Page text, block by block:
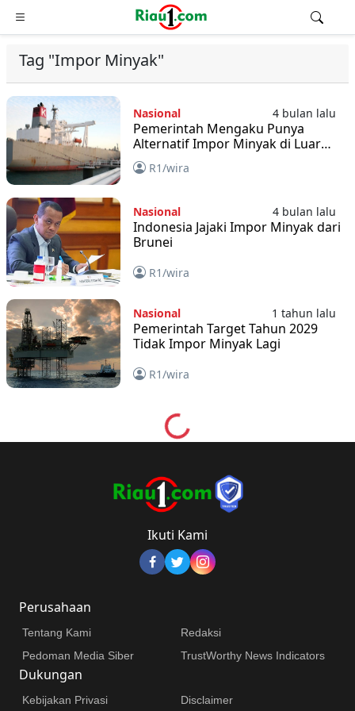
Tag "Impor Minyak"
Nasional 4 bulan lalu
Pemerintah Mengaku Punya
Alternatif Impor Minyak di Luar
Timur Tengah
R1/wira
Nasional 4 bulan lalu
Indonesia Jajaki Impor Minyak dari
Brunei
R1/wira
Nasional 1 tahun lalu
Pemerintah Target Tahun 2029
Tidak Impor Minyak Lagi
R1/wira
Loading...
Ikuti Kami
Perusahaan
Tentang Kami
Redaksi
Pedoman Media Siber
TrustWorthy News Indicators
Dukungan
Kebijakan Privasi Disclaimer